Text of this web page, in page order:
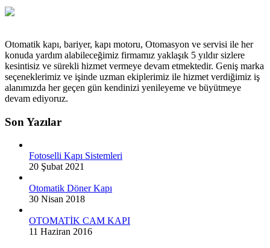
Otomatik kapı, bariyer, kapı motoru, Otomasyon ve servisi ile her
konuda yardım alabileceğimiz firmamız yaklaşık 5 yıldır sizlere
kesintisiz ve sürekli hizmet vermeye devam etmektedir. Geniş marka
seçeneklerimiz ve işinde uzman ekiplerimiz ile hizmet verdiğimiz iş
alanımızda her geçen gün kendinizi yenileyeme ve büyütmeye
devam ediyoruz.
Son Yazılar
Fotoselli Kapı Sistemleri
20 Şubat 2021
Otomatik Döner Kapı
30 Nisan 2018
OTOMATİK CAM KAPI
11 Haziran 2016